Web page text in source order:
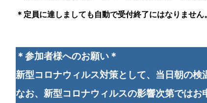
＊定員に達しましても自動で受付終了にはなりません
＊参加者様へのお願い＊
新型コロナウィルス対策として、 当日朝の検
なお、新型コロナウィルスの影響次第ではお